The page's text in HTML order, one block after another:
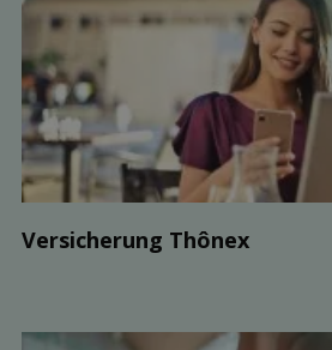
Ver­sicherung Thônex